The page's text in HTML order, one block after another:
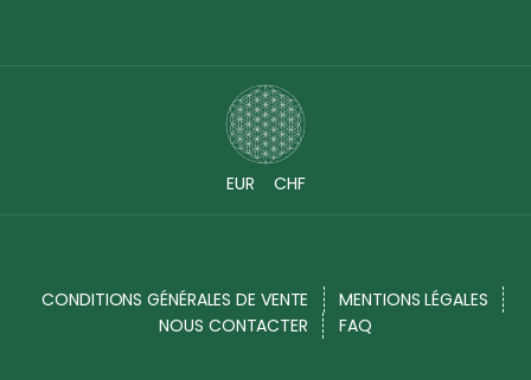
EUR CHF
CONDITIONS GÉNÉRALES DE VENTE
MENTIONS LÉGALES
NOUS CONTACTER
FAQ